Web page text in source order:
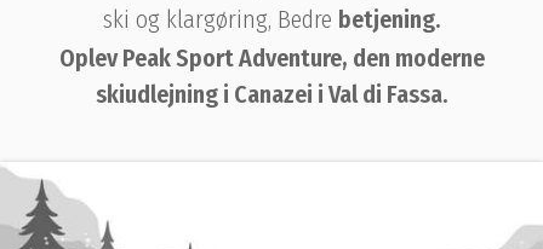
ski og klargøring, Bedre betjening.
Oplev Peak Sport Adventure, den moderne
skiudlejning i Canazei i Val di Fassa.